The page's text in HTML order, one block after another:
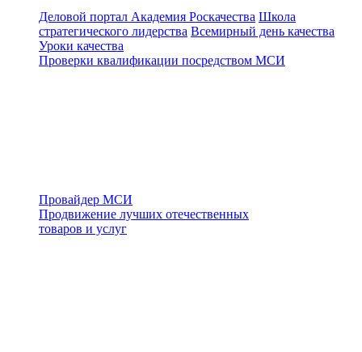
Деловой портал Академия Роскачества Школа
стратегического лидерства Всемирный день качества
Уроки качества
Проверки квалификации посредством МСИ
Провайдер МСИ
Продвижение лучших отечественных
товаров и услуг